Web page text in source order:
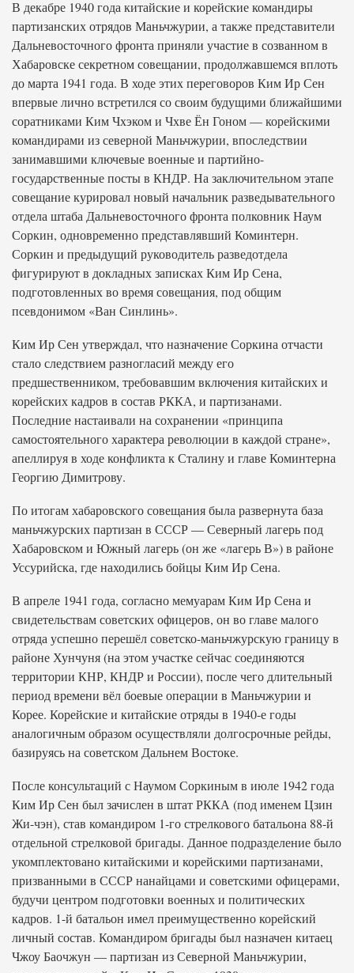
В декабре 1940 года китайские и корейские командиры
партизанских отрядов Маньчжурии, а также представители
Дальневосточного фронта приняли участие в созванном в
Хабаровске секретном совещании, продолжавшемся вплоть
до марта 1941 года. В ходе этих переговоров Ким Ир Сен
впервые лично встретился со своим будущими ближайшими
соратниками Ким Чхэком и Чхве Ён Гоном — корейскими
командирами из северной Маньчжурии, впоследствии
занимавшими ключевые военные и партийно-
государственные посты в КНДР. На заключительном этапе
совещание курировал новый начальник разведывательного
отдела штаба Дальневосточного фронта полковник Наум
Соркин, одновременно представлявший Коминтерн.
Соркин и предыдущий руководитель разведотдела
фигурируют в докладных записках Ким Ир Сена,
подготовленных во время совещания, под общим
псевдонимом «Ван Синлинь».
Ким Ир Сен утверждал, что назначение Соркина отчасти
стало следствием разногласий между его
предшественником, требовавшим включения китайских и
корейских кадров в состав РККА, и партизанами.
Последние настаивали на сохранении «принципа
самостоятельного характера революции в каждой стране»,
апеллируя в ходе конфликта к Сталину и главе Коминтерна
Георгию Димитрову.
По итогам хабаровского совещания была развернута база
маньчжурских партизан в СССР — Северный лагерь под
Хабаровском и Южный лагерь (он же «лагерь В») в районе
Уссурийска, где находились бойцы Ким Ир Сена.
В апреле 1941 года, согласно мемуарам Ким Ир Сена и
свидетельствам советских офицеров, он во главе малого
отряда успешно перешёл советско-маньчжурскую границу в
районе Хунчуня (на этом участке сейчас соединяются
территории КНР, КНДР и России), после чего длительный
период времени вёл боевые операции в Маньчжурии и
Корее. Корейские и китайские отряды в 1940-е годы
аналогичным образом осуществляли долгосрочные рейды,
базируясь на советском Дальнем Востоке.
После консультаций с Наумом Соркиным в июле 1942 года
Ким Ир Сен был зачислен в штат РККА (под именем Цзин
Жи-чэн), став командиром 1-го стрелкового батальона 88-й
отдельной стрелковой бригады. Данное подразделение было
укомплектовано китайскими и корейскими партизанами,
призванными в СССР нанайцами и советскими офицерами,
будучи центром подготовки военных и политических
кадров. 1-й батальон имел преимущественно корейский
личный состав. Командиром бригады был назначен китаец
Чжоу Баочжун — партизан из Северной Маньчжурии,